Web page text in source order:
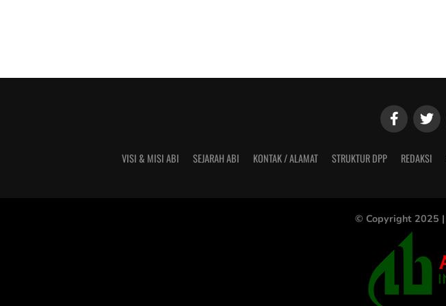
VISI & MISI ABI SEJARAH ABI KONTAK / ALAMAT STRUKTUR DPP REDAKSI
© Copyright 2025 |